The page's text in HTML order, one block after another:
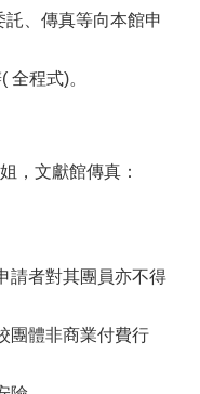
託、傳真等向本館申
全程式)。
，文獻館傳真：
者對其團員亦不得
團體非商業付費行